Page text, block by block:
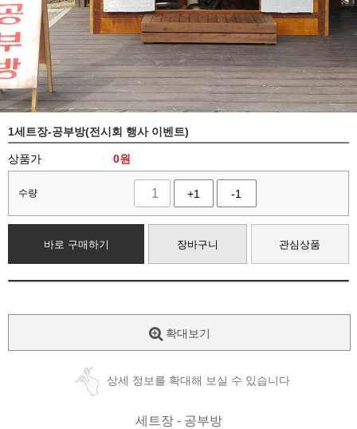
1세트장-공부방(전시회 행사 이벤트)
상품가 0원
수량 +1 -1
바로 구매하기 장바구니 관심상품
확대보기
상세 정보를 확대해 보실 수 있습니다
세트장 - 공부방